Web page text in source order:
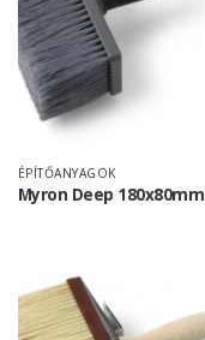
ÉPÍTŐANYAGOK
Myron Deep 180x80mm